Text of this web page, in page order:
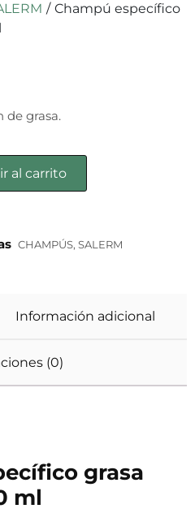
/ Champú específico
de grasa.
al carrito
CHAMPÚS, SALERM
Información adicional
(0)
grasa
ml